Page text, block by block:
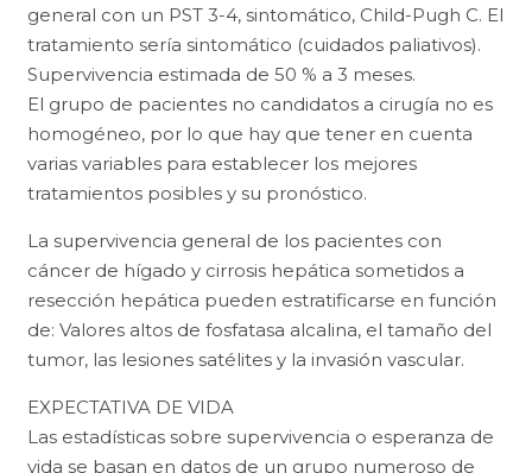
general con un PST 3-4, sintomático, Child-Pugh C. El
tratamiento sería sintomático (cuidados paliativos).
Supervivencia estimada de 50 % a 3 meses.
El grupo de pacientes no candidatos a cirugía no es
homogéneo, por lo que hay que tener en cuenta
varias variables para establecer los mejores
tratamientos posibles y su pronóstico.
La supervivencia general de los pacientes con
cáncer de hígado y cirrosis hepática sometidos a
resección hepática pueden estratificarse en función
de: Valores altos de fosfatasa alcalina, el tamaño del
tumor, las lesiones satélites y la invasión vascular.
EXPECTATIVA DE VIDA
Las estadísticas sobre supervivencia o esperanza de
vida se basan en datos de un grupo numeroso de